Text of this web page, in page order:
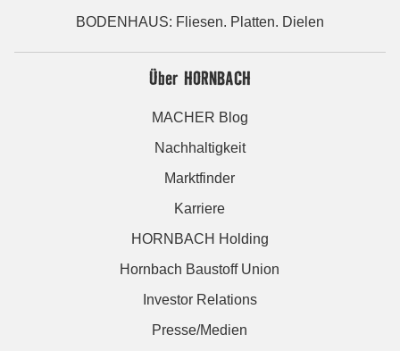
BODENHAUS: Fliesen. Platten. Dielen
Über HORNBACH
MACHER Blog
Nachhaltigkeit
Marktfinder
Karriere
HORNBACH Holding
Hornbach Baustoff Union
Investor Relations
Presse/Medien